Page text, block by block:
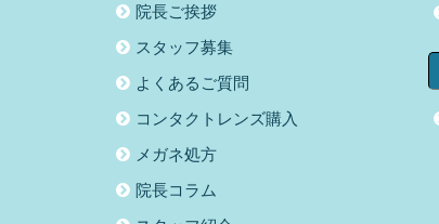
院長ご挨拶
スタッフ募集
よくあるご質問
コンタクトレンズ購入
メガネ処方
院長コラム